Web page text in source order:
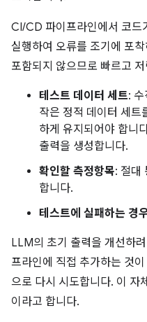
CI/CD 파이프라인에서 코드
실행하여 오류를 조기에 포
포함되지 않으므로 빠르고
테스트 데이터 세트:
작은 정적 데이터 세트
하게 유지되어야 합니
출력을 생성합니다.
확인할 측정항목: 절대
합니다.
테스트에 실패하는 경
LLM의 초기 출력을 개선하
프라인에 직접 추가하는 것
으로 다시 시도합니다. 이 자
이라고 합니다.